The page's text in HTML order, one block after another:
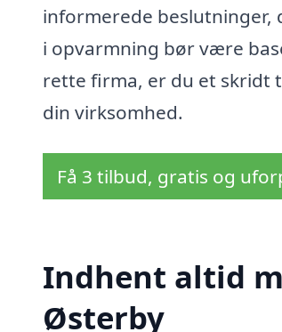
informerede beslutninger,
i opvarmning bør være
rette firma, er du et skridt
din virksomhed.
Få 3 tilbud, gratis og
Indhent altid
Østerby